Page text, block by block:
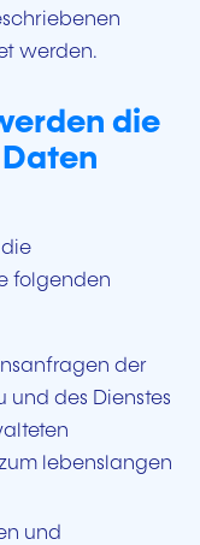
werden.
die
die
folgenden
der
und des Dienstes
lebenslangen
und